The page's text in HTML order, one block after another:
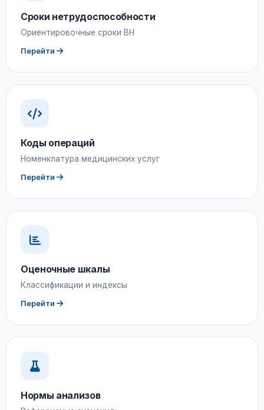
Сроки нетрудоспособности
Ориентировочные сроки ВН
Перейти
Коды операций
Номенклатура медицинских услуг
Перейти
Оценочные шкалы
Классификации и индексы
Перейти
Нормы анализов